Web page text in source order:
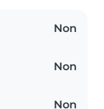
Non
Non
Non